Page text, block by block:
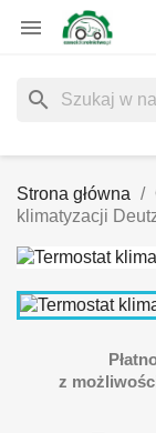

search
Strona główna
klimatyzacji
z